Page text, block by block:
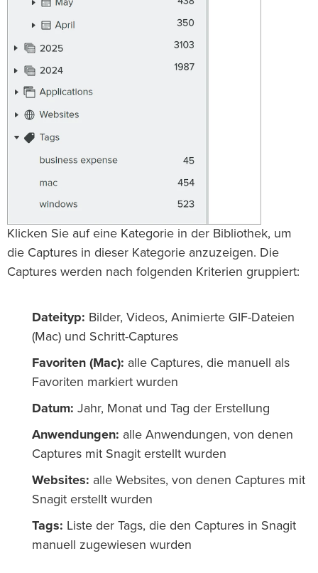
Klicken Sie auf eine Kategorie in der Bibliothek, um
die Captures in dieser Kategorie anzuzeigen. Die
Captures werden nach folgenden Kriterien gruppiert:
Dateityp: Bilder, Videos, Animierte GIF-Dateien
(Mac) und Schritt-Captures
Favoriten (Mac): alle Captures, die manuell als
Favoriten markiert wurden
Datum: Jahr, Monat und Tag der Erstellung
Anwendungen: alle Anwendungen, von denen
Captures mit Snagit erstellt wurden
Websites: alle Websites, von denen Captures mit
Snagit erstellt wurden
Tags: Liste der Tags, die den Captures in Snagit
manuell zugewiesen wurden